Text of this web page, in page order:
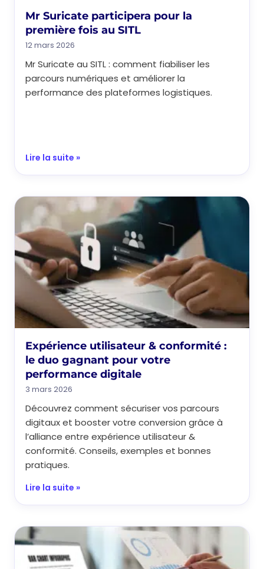
Mr Suricate participera pour la
première fois au SITL
12 mars 2026
Mr Suricate au SITL : comment fiabiliser les
parcours numériques et améliorer la
performance des plateformes logistiques.
Lire la suite »
Expérience utilisateur & conformité :
le duo gagnant pour votre
performance digitale
3 mars 2026
Découvrez comment sécuriser vos parcours
digitaux et booster votre conversion grâce à
l’alliance entre expérience utilisateur &
conformité. Conseils, exemples et bonnes
pratiques.
Lire la suite »